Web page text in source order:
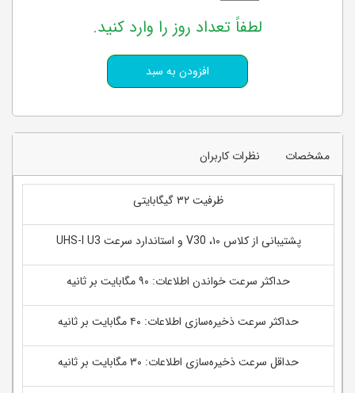
لطفاً تعداد روز را وارد کنید.
مشخصات نظرات کاربران
ظرفیت ۳۲ گیگابایتی
پشتیبانی از کلاس ۱۰، V30 و استاندارد سرعت UHS-I U3
حداکثر سرعت خواندن اطلاعات: ۹۰ مگابایت بر ثانیه
حداکثر سرعت ذخیره‌سازی اطلاعات: ۴۰ مگابایت بر ثانیه
حداقل سرعت ذخیره‌سازی اطلاعات: ۳۰ مگابایت بر ثانیه